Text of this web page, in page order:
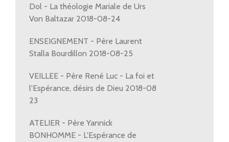
Dol - La théologie Mariale de Urs
Von Baltazar 2018-08-24
ENSEIGNEMENT - Père Laurent
Stalla Bourdillon 2018-08-25
VEILLEE - Père René Luc - La foi et
l'Espérance, désirs de Dieu 2018-08
23
ATELIER - Père Yannick
BONHOMME - L'Espérance de